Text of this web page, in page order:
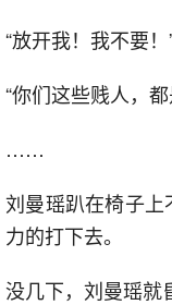
“放开我！我不要！
“你们这些贱人，
……
刘曼瑶趴在椅子
力的打下去。
没几下，刘曼瑶就